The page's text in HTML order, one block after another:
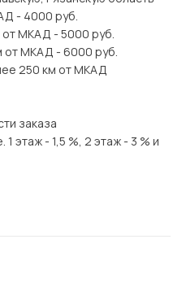
- 4000 руб.
от МКАД - 5000 руб.
от МКАД - 6000 руб.
250 км от МКАД
заказа
этаж - 1,5 %, 2 этаж - 3 % и